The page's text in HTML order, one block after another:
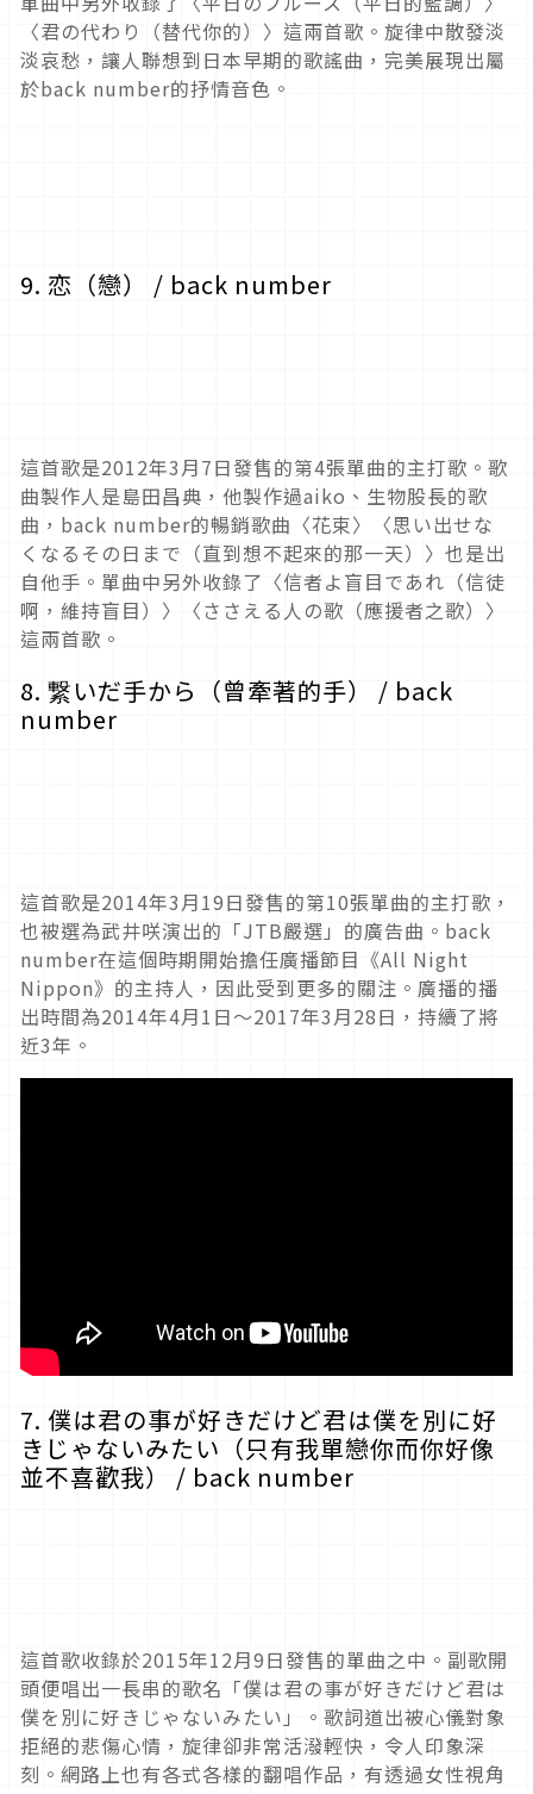
〈君の代わり（替代你的）〉這兩首歌。旋律中散發淡
淡哀愁，讓人聯想到日本早期的歌謠曲，完美展現出屬
於back number的抒情音色。
9. 恋（戀） / back number
這首歌是2012年3月7日發售的第4張單曲的主打歌。歌
曲製作人是島田昌典，他製作過aiko、生物股長的歌
曲，back number的暢銷歌曲〈花束〉〈思い出せな
くなるその日まで（直到想不起來的那一天）〉也是出
自他手。單曲中另外收錄了〈信者よ盲目であれ（信徒
啊，維持盲目）〉〈ささえる人の歌（應援者之歌）〉
這兩首歌。
8. 繋いだ手から（曾牽著的手） / back
number
這首歌是2014年3月19日發售的第10張單曲的主打歌，
也被選為武井咲演出的「JTB嚴選」的廣告曲。back
number在這個時期開始擔任廣播節目《All Night
Nippon》的主持人，因此受到更多的關注。廣播的播
出時間為2014年4月1日～2017年3月28日，持續了將
近3年。
7. 僕は君の事が好きだけど君は僕を別に好
きじゃないみたい（只有我單戀你而你好像
並不喜歡我） / back number
這首歌收錄於2015年12月9日發售的單曲之中。副歌開
頭便唱出一長串的歌名「僕は君の事が好きだけど君は
僕を別に好きじゃないみたい」。歌詞道出被心儀對象
拒絕的悲傷心情，旋律卻非常活潑輕快，令人印象深
刻。網路上也有各式各樣的翻唱作品，有透過女性視角